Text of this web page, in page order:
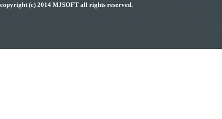
copyright (c) 2014 MJSOFT all rights reserved.